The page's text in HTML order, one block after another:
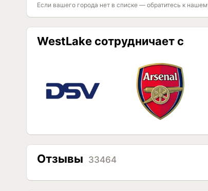
Если вашего города нет в списке — обратитесь к
WestLake сотрудничает с
Отзывы 33464